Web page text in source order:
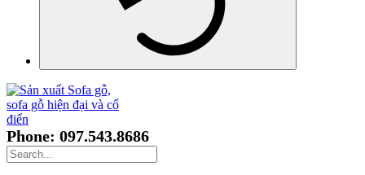
Phone: 097.543.8686